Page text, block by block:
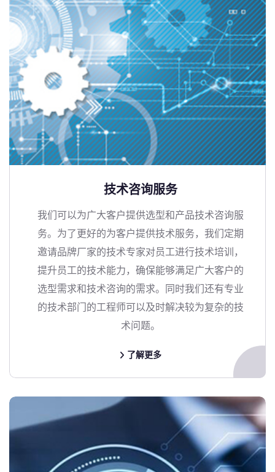
技术咨询服务
我们可以为广大客户提供选型和产品技术咨询服
务。为了更好的为客户提供技术服务，我们定期
邀请品牌厂家的技术专家对员工进行技术培训，
提升员工的技术能力，确保能够满足广大客户的
选型需求和技术咨询的需求。同时我们还有专业
的技术部门的工程师可以及时解决较为复杂的技
术问题。
了解更多